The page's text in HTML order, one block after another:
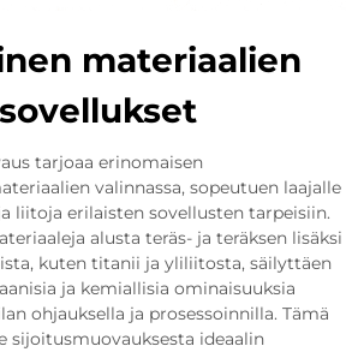
materiaalien
tarjoaa erinomaisen
valinnassa, sopeutuen laajalle
liitoja erilaisten sovellusten tarpeisiin.
alusta teräs- ja teräksen lisäksi
kuten titanii ja yliliitosta, säilyttäen
ja kemiallisia ominaisuuksia
ohjauksella ja prosessoinnilla. Tämä
sijoitusmuovauksesta ideaalin